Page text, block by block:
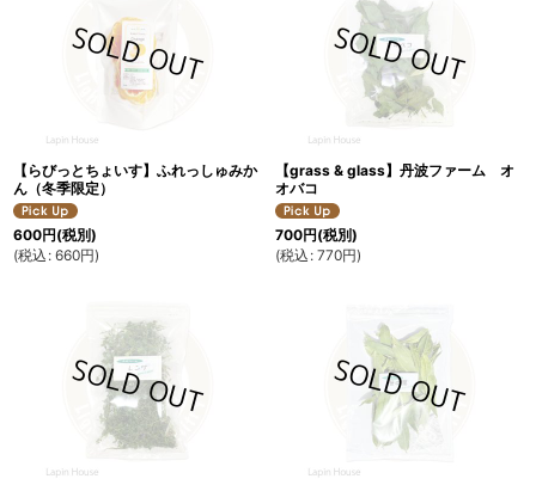
【らびっとちょいす】ふれっしゅみか
ん（冬季限定）
600円(税別)
(税込 : 660円)
【grass & glass】丹波ファーム オ
オバコ
700円(税別)
(税込 : 770円)